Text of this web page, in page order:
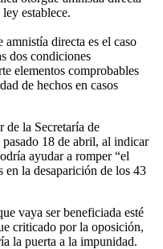
establece.
directa es el caso
dos condiciones
elementos comprobables
de hechos en casos
de la Secretaría de
18 de abril, al indicar
ayudar a romper “el
en la desaparición de los 43
vaya ser beneficiada esté
criticado por la oposición,
la puerta a la impunidad.